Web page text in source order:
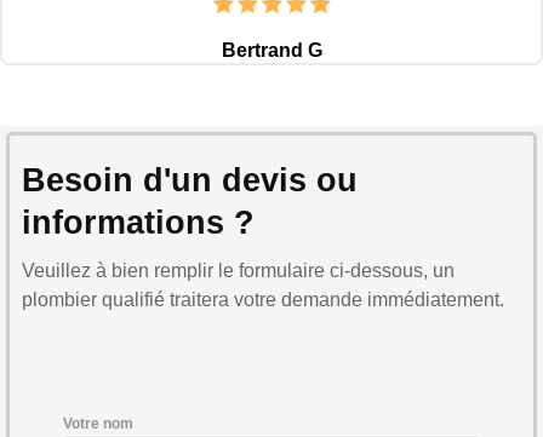
Bertrand G
Besoin d'un devis ou
informations ?
Veuillez à bien remplir le formulaire ci-dessous, un
plombier qualifié traitera votre demande immédiatement.
Votre nom